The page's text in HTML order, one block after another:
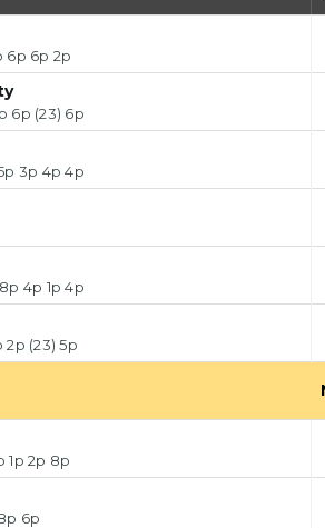
6p 6p 2p
6p (23) 6p
3p 4p 4p
4p 1p 4p
(23) 5p
1p 2p 8p
6p